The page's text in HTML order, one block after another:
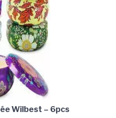
Wilbest – 6pcs